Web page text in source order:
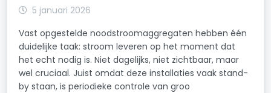
5 januari 2026
Vast opgestelde noodstroomaggregaten hebben één
duidelijke taak: stroom leveren op het moment dat
het echt nodig is. Niet dagelijks, niet zichtbaar, maar
wel cruciaal. Juist omdat deze installaties vaak stand-
by staan, is periodieke controle van groo